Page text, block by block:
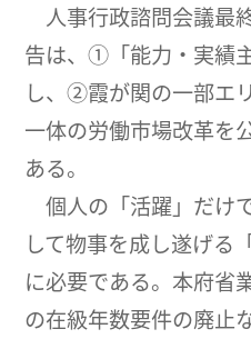
人事行政諮問会議最
告は、①「能力・実績
し、②霞が関の一部エ
一体の労働市場改革を
ある。
個人の「活躍」だけ
して物事を成し遂げる
に必要である。本府省
の在級年数要件の廃止